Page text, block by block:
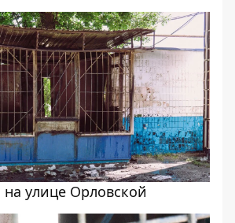
на улице Орловской